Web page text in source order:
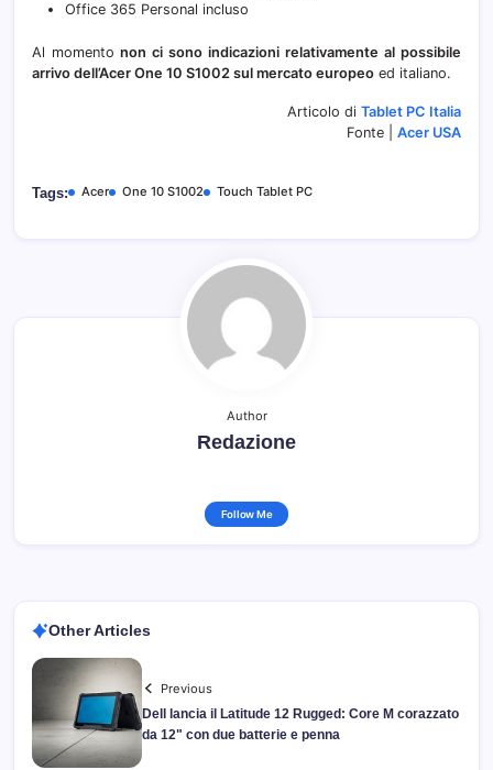
Office 365 Personal incluso
Al momento non ci sono indicazioni relativamente al possibile
arrivo dell’Acer One 10 S1002 sul mercato europeo ed italiano.
Articolo di Tablet PC Italia
Fonte | Acer USA
Tags: Acer One 10 S1002 Touch Tablet PC
Author
Redazione
Follow Me
Other Articles
Previous
Dell lancia il Latitude 12 Rugged: Core M corazzato
da 12" con due batterie e penna